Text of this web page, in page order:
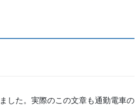
した。実際のこの文章も通勤電車の